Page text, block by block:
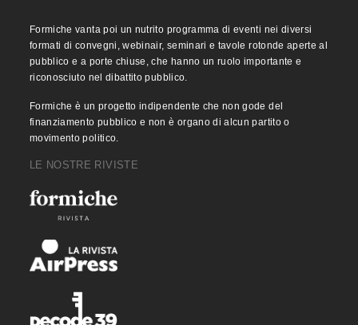
Formiche vanta poi un nutrito programma di eventi nei diversi
formati di convegni, webinair, seminari e tavole rotonde aperte al
pubblico e a porte chiuse, che hanno un ruolo importante e
riconosciuto nel dibattito pubblico.
Formiche è un progetto indipendente che non gode del
finanziamento pubblico e non è organo di alcun partito o
movimento politico.
LE NOSTRE RIVISTE